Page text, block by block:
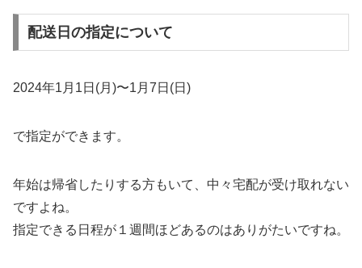
配送日の指定について
2024年1 月 1 日(月)〜1 月 7 日(日)
で指定ができます。
年始は帰省したりする方もいて、中々宅配が受け取れない
ですよね。
指定できる日程が１週間ほどあるのはありがたいですね。